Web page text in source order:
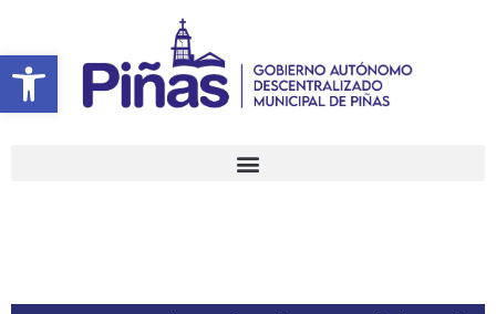
Abrir barra de herramientas
contenido